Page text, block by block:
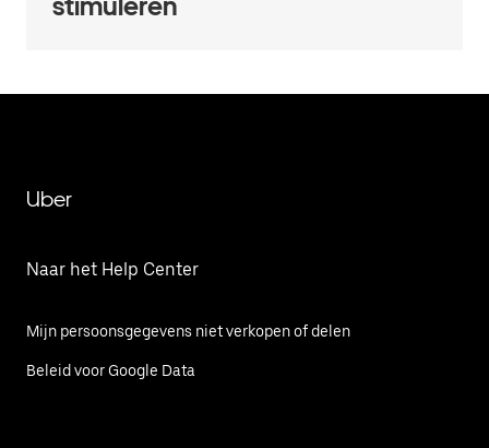
Uber
Naar het Help Center
Mijn persoonsgegevens niet verkopen of delen
Beleid voor Google Data